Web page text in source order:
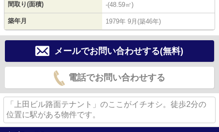
間取り(面積) -(48.59㎡)
築年月 1979年 9月(築46年)
メールでお問い合わせする(無料)
電話でお問い合わせする
「上田ビル路面テナント」のここがイチオシ。徒歩2分の
位置に駅がある物件です。